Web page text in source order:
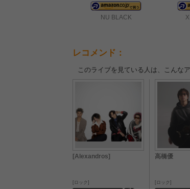
NU BLACK
レコメンド：
このライブを見ている人は、こんな
[Alexandros]
ロック
高橋優
ロック